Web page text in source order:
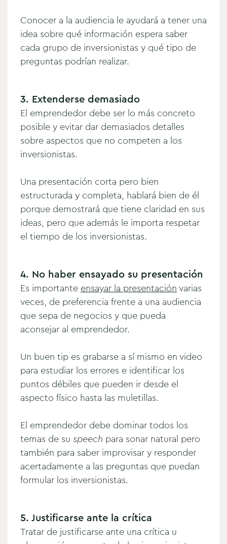
Conocer a la audiencia le ayudará a tener una
idea sobre qué información espera saber
cada grupo de inversionistas y qué tipo de
preguntas podrían realizar.
3. Extenderse demasiado
El emprendedor debe ser lo más concreto
posible y evitar dar demasiados detalles
sobre aspectos que no competen a los
inversionistas.
Una presentación corta pero bien
estructurada y completa, hablará bien de él
porque demostrará que tiene claridad en sus
ideas, pero que además le importa respetar
el tiempo de los inversionistas.
4. No haber ensayado su presentación
Es importante ensayar la presentaciónvarias
veces, de preferencia frente a una audiencia
que sepa de negocios y que pueda
aconsejar al emprendedor.
Un buen tip es grabarse a sí mismo en video
para estudiar los errores e identificar los
puntos débiles que pueden ir desde el
aspecto físico hasta las muletillas.
El emprendedor debe dominar todos los
temas de su speech para sonar natural pero
también para saber improvisar y responder
acertadamente a las preguntas que puedan
formular los inversionistas.
5. Justificarse ante la crítica
Tratar de justificarse ante una crítica u